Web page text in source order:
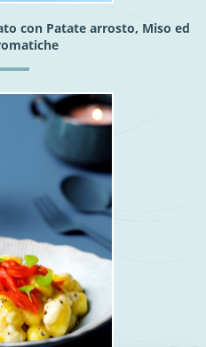
con Patate arrosto, Miso ed